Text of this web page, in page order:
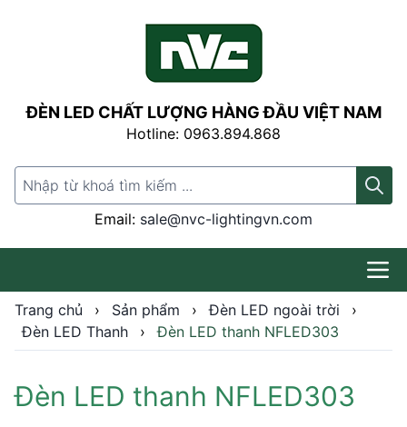
ĐÈN LED CHẤT LƯỢNG HÀNG ĐẦU VIỆT NAM
Hotline: 0963.894.868
Search for:
Email: sale@nvc-lightingvn.com
Trang chủ › Sản phẩm › Đèn LED ngoài trời
›
Đèn LED Thanh
› Đèn LED thanh NFLED303
Đèn LED thanh NFLED303